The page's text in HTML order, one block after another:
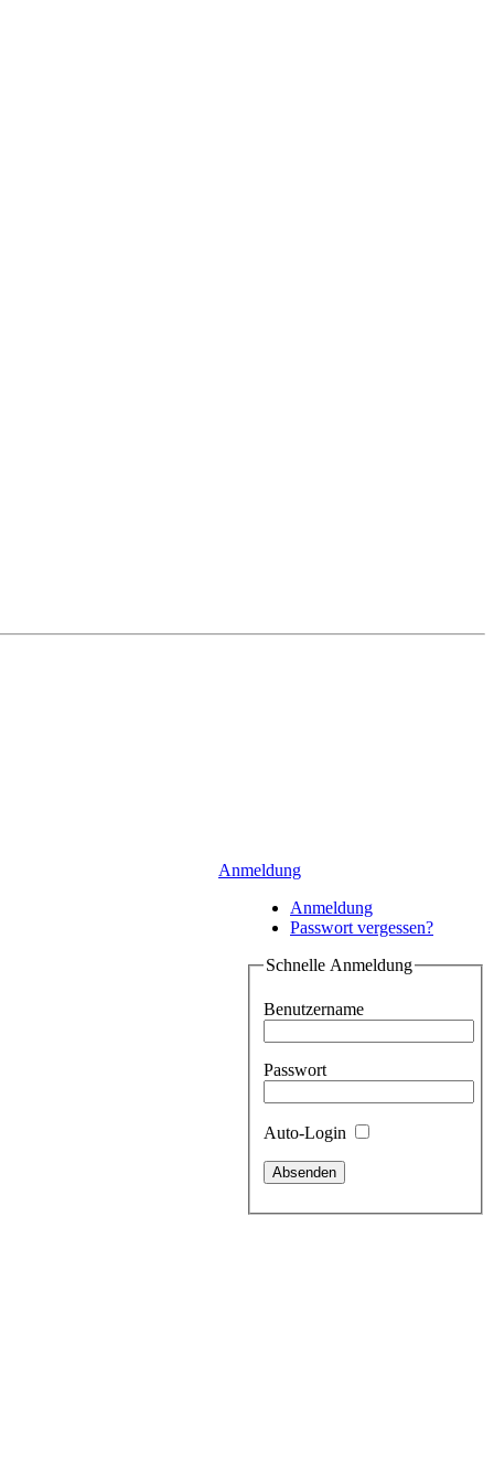
Anmeldung
Anmeldung
Passwort vergessen?
Schnelle Anmeldung
Benutzername
Passwort
Auto-Login